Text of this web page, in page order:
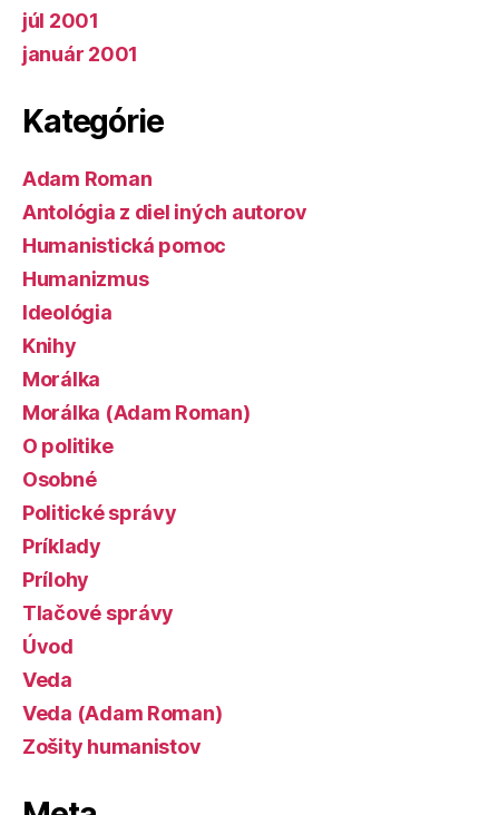
júl 2001
január 2001
Kategórie
Adam Roman
Antológia z diel iných autorov
Humanistická pomoc
Humanizmus
Ideológia
Knihy
Morálka
Morálka (Adam Roman)
O politike
Osobné
Politické správy
Príklady
Prílohy
Tlačové správy
Úvod
Veda
Veda (Adam Roman)
Zošity humanistov